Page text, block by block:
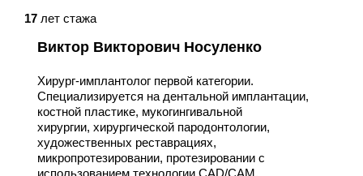
17 лет стажа
Виктор Викторович Носуленко
Хирург-имплантолог первой категории.
Специализируется на дентальной имплантации,
костной пластике, мукогингивальной
хирургии, хирургической пародонтологии,
художественных реставрациях,
микропротезировании, протезировании с
использованием технологии CAD/CAM.